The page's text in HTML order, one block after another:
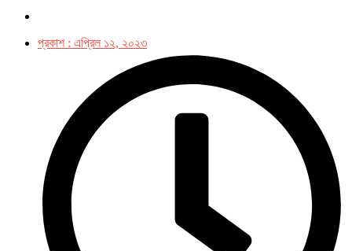
প্রকাশ : এপ্রিল ১২, ২০২৩